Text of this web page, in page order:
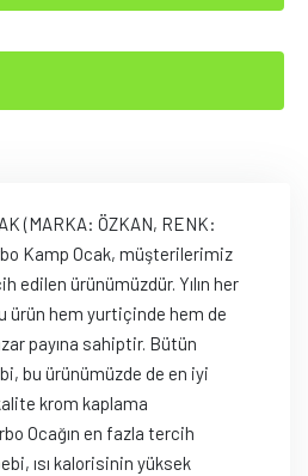
(MARKA: ÖZKAN, RENK:
Kamp Ocak, müşterilerimiz
edilen ürünümüzdür. Yılın her
ürün hem yurtiçinde hem de
payına sahiptir. Bütün
bu ürünümüzde de en iyi
krom kaplama
Ocağın en fazla tercih
ısı kalorisinin yüksek